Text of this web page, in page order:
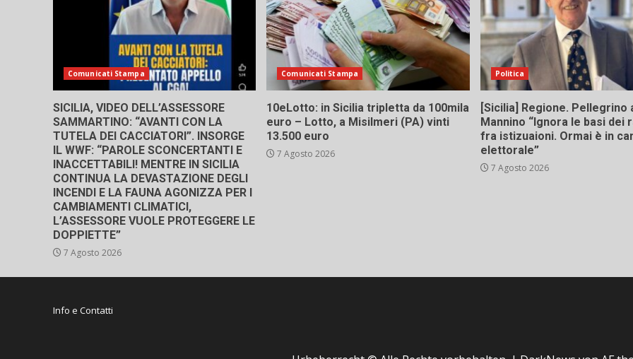
Comunicati Stampa
SICILIA, VIDEO DELL’ASSESSORE
SAMMARTINO: “AVANTI CON LA
TUTELA DEI CACCIATORI”. INSORGE
IL WWF: “PAROLE SCONCERTANTI E
INACCETTABILI! MENTRE IN SICILIA
CONTINUA LA DEVASTAZIONE DEGLI
INCENDI E LA FAUNA AGONIZZA PER I
CAMBIAMENTI CLIMATICI,
L’ASSESSORE VUOLE PROTEGGERE LE
DOPPIETTE”
7 Agosto 2026
Comunicati Stampa
10eLotto: in Sicilia tripletta da 100mila
euro – Lotto, a Misilmeri (PA) vinti
13.500 euro
7 Agosto 2026
Politica
[Sicilia] Regione. Pellegrino
Mannino “Ignora le basi dei
fra istizuaioni. Ormai è in
elettorale”
7 Agosto 2026
Info e Contatti